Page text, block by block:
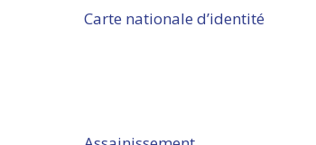
Carte nationale d’identité